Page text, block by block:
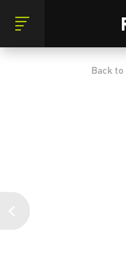
Back